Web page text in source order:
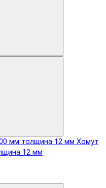
Хомут
12 мм